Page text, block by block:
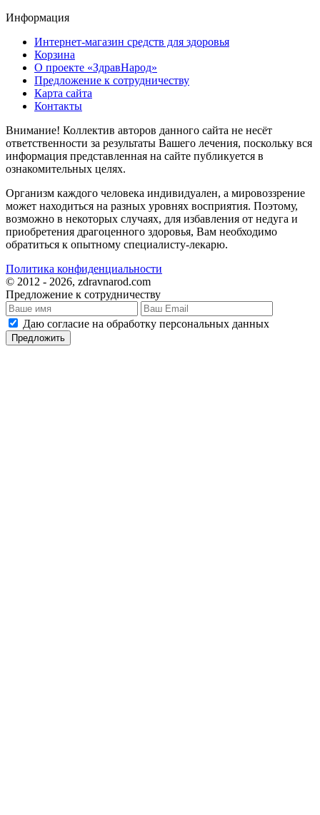
Информация
Интернет-магазин средств для здоровья
Корзина
О проекте «ЗдравНарод»
Предложение к сотрудничеству
Карта сайта
Контакты
Внимание! Коллектив авторов данного сайта не несёт
ответственности за результаты Вашего лечения, поскольку вся
информация представленная на сайте публикуется в
ознакомительных целях.
Организм каждого человека индивидуален, а мировоззрение
может находиться на разных уровнях восприятия. Поэтому,
возможно в некоторых случаях, для избавления от недуга и
приобретения драгоценного здоровья, Вам необходимо
обратиться к опытному специалисту-лекарю.
Политика конфиденциальности
© 2012 - 2026, zdravnarod.com
Предложение к сотрудничеству
Даю согласие на обработку персональных данных